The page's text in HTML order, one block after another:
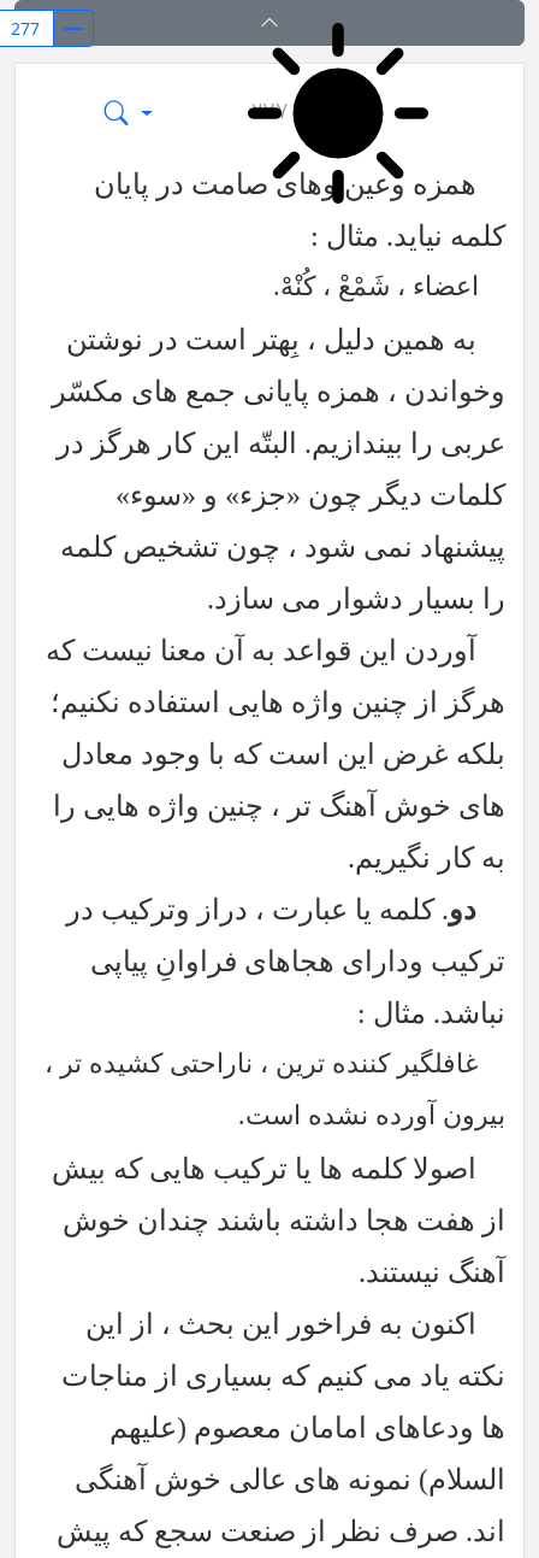
بر بال قلم ۲۷۷
همزه وعین وهای صامت در پایان
کلمه نیاید. مثال :
اعضاء ، شَمْعْ ، کُنْهْ.
به همین دلیل ، بِهتر است در نوشتن
وخواندن ، همزه پایانی جمع های مکسّر
عربی را بیندازیم. البتّه این کار هرگز در
کلمات دیگر چون «جزء» و «سوء»
پیشنهاد نمی شود ، چون تشخیص کلمه
را بسیار دشوار می سازد.
آوردن این قواعد به آن معنا نیست که
هرگز از چنین واژه هایی استفاده نکنیم؛
بلکه غرض این است که با وجود معادل
های خوش آهنگ تر ، چنین واژه هایی را
به کار نگیریم.
دو. کلمه یا عبارت ، دراز وترکیب در
ترکیب ودارای هجاهای فراوانِ پیاپی
نباشد. مثال :
غافلگیر کننده ترین ، ناراحتی کشیده تر ،
بیرون آورده نشده است.
اصولا کلمه ها یا ترکیب هایی که بیش
از هفت هجا داشته باشند چندان خوش
آهنگ نیستند.
اکنون به فراخور این بحث ، از این
نکته یاد می کنیم که بسیاری از مناجات
ها ودعاهای امامان معصوم (علیهم
السلام) نمونه های عالی خوش آهنگی
اند. صرف نظر از صنعت سجع که پیش